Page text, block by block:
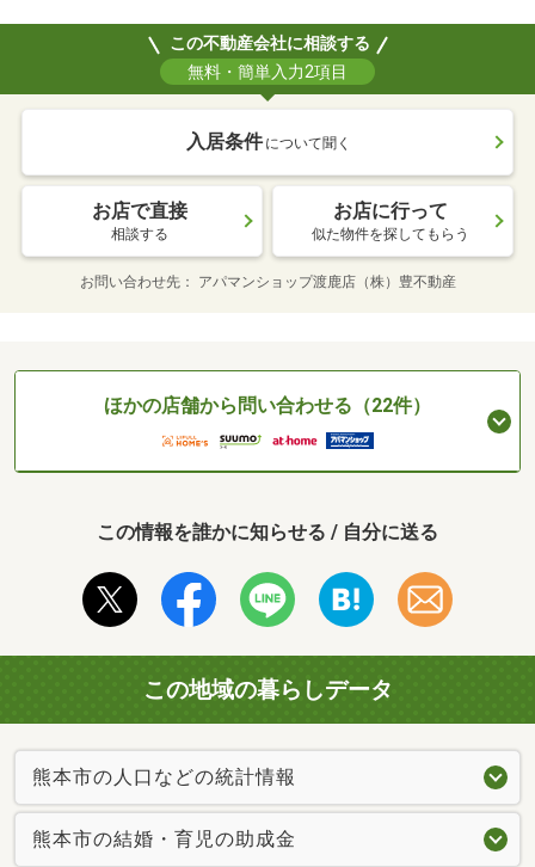
この不動産会社に相談する
無料・簡単入力2項目
入居条件 について聞く
お店で直接
相談する
お店に行って
似た物件を探してもらう
お問い合わせ先 アパマンショップ渡鹿店（株）豊不動産
ほかの店舗から問い合わせる（22件）
この情報を誰かに知らせる / 自分に送る
この地域の暮らしデータ
熊本市の人口などの統計情報
熊本市の結婚・育児の助成金